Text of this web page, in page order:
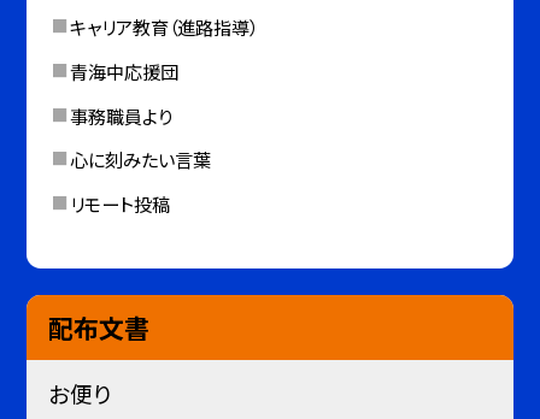
キャリア教育（進路指導）
青海中応援団
事務職員より
心に刻みたい言葉
リモート投稿
配布文書
お便り